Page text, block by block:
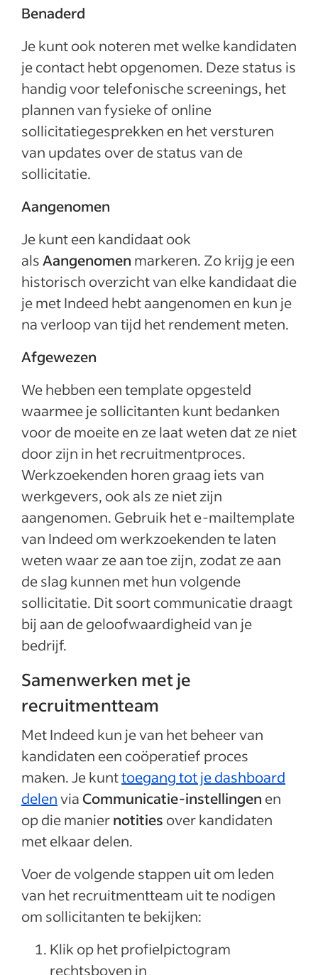
Benaderd
Je kunt ook noteren met welke kandidaten
je contact hebt opgenomen. Deze status is
handig voor telefonische screenings, het
plannen van fysieke of online
sollicitatiegesprekken en het versturen
van updates over de status van de
sollicitatie.
Aangenomen
Je kunt een kandidaat ook
alsAangenomen markeren. Zo krijg je een
historisch overzicht van elke kandidaat die
je met Indeed hebt aangenomen en kun je
na verloop van tijd het rendement meten.
Afgewezen
We hebben een template opgesteld
waarmee je sollicitanten kunt bedanken
voor de moeite en ze laat weten dat ze niet
door zijn in het recruitmentproces.
Werkzoekenden horen graag iets van
werkgevers, ook als ze niet zijn
aangenomen. Gebruik het e-mailtemplate
van Indeed om werkzoekenden te laten
weten waar ze aan toe zijn, zodat ze aan
de slag kunnen met hun volgende
sollicitatie. Dit soort communicatie draagt
bij aan de geloofwaardigheid van je
bedrijf.
Samenwerken met je
recruitmentteam
Met Indeed kun je van het beheer van
kandidaten een coöperatief proces
maken. Je kunttoegang tot je dashboard
delenvia Communicatie-instellingen en
op die maniernotities over kandidaten
met elkaar delen.
Voer de volgende stappen uit om leden
van het recruitmentteam uit te nodigen
om sollicitanten te bekijken:
Klik op het profielpictogram
rechtsboven in